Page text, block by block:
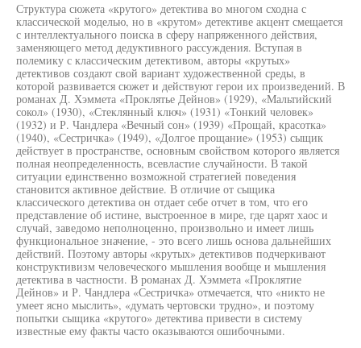
Структура сюжета «крутого» детектива во многом сходна с
классической моделью, но в «крутом» детективе акцент смещается
с интеллектуального поиска в сферу напряженного действия,
заменяющего метод дедуктивного рассуждения. Вступая в
полемику с классическим детективом, авторы «крутых»
детективов создают свой вариант художественной среды, в
которой развивается сюжет и действуют герои их произведений. В
романах Д. Хэммета «Проклятье Дейнов» (1929), «Мальтийский
сокол» (1930), «Стеклянный ключ» (1931) «Тонкий человек»
(1932) и Р. Чандлера «Вечный сон» (1939) «Прощай, красотка»
(1940), «Сестричка» (1949), «Долгое прощание» (1953) сыщик
действует в пространстве, основным свойством которого является
полная неопределенность, всевластие случайности. В такой
ситуации единственно возможной стратегией поведения
становится активное действие. В отличие от сыщика
классического детектива он отдает себе отчет в том, что его
представление об истине, выстроенное в мире, где царят хаос и
случай, заведомо неполноценно, произвольно и имеет лишь
функциональное значение, - это всего лишь основа дальнейших
действий. Поэтому авторы «крутых» детективов подчеркивают
конструктивизм человеческого мышления вообще и мышления
детектива в частности. В романах Д. Хэммета «Проклятие
Дейнов» и Р. Чандлера «Сестричка» отмечается, что «никто не
умеет ясно мыслить», «думать чертовски трудно», и поэтому
попытки сыщика «крутого» детектива привести в систему
известные ему факты часто оказываются ошибочными.